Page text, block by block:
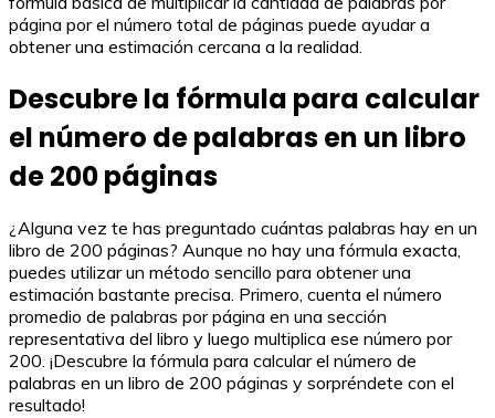
página por el número total de páginas puede ayudar a
obtener una estimación cercana a la realidad.
Descubre la fórmula para calcular
el número de palabras en un libro
de 200 páginas
¿Alguna vez te has preguntado cuántas palabras hay en un
libro de 200 páginas? Aunque no hay una fórmula exacta,
puedes utilizar un método sencillo para obtener una
estimación bastante precisa. Primero, cuenta el número
promedio de palabras por página en una sección
representativa del libro y luego multiplica ese número por
200. ¡Descubre la fórmula para calcular el número de
palabras en un libro de 200 páginas y sorpréndete con el
resultado!